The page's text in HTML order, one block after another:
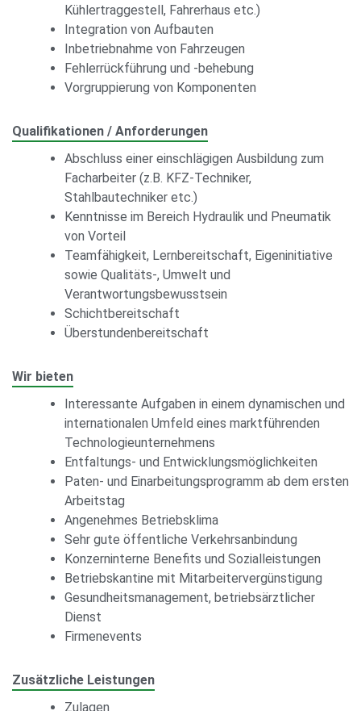
Kühlertraggestell, Fahrerhaus etc.)
Integration von Aufbauten
Inbetriebnahme von Fahrzeugen
Fehlerrückführung und -behebung
Vorgruppierung von Komponenten
Qualifikationen / Anforderungen
Abschluss einer einschlägigen Ausbildung zum
Facharbeiter (z.B. KFZ-Techniker,
Stahlbautechniker etc.)
Kenntnisse im Bereich Hydraulik und Pneumatik
von Vorteil
Teamfähigkeit, Lernbereitschaft, Eigeninitiative
sowie Qualitäts-, Umwelt und
Verantwortungsbewusstsein
Schichtbereitschaft
Überstundenbereitschaft
Wir bieten
Interessante Aufgaben in einem dynamischen und
internationalen Umfeld eines marktführenden
Technologieunternehmens
Entfaltungs- und Entwicklungsmöglichkeiten
Paten- und Einarbeitungsprogramm ab dem ersten
Arbeitstag
Angenehmes Betriebsklima
Sehr gute öffentliche Verkehrsanbindung
Konzerninterne Benefits und Sozialleistungen
Betriebskantine mit Mitarbeitervergünstigung
Gesundheitsmanagement, betriebsärztlicher
Dienst
Firmenevents
Zusätzliche Leistungen
Zulagen